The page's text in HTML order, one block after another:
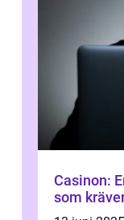
Casinon:
som